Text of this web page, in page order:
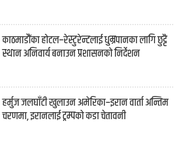
काठमाडौंका होटल–रेस्टुरेन्टलाई धुम्रपानका लागि छुट्टै
स्थान अनिवार्य बनाउन प्रशासनको निर्देशन
हर्मुज जलघाँटी खुलाउन अमेरिका–इरान वार्ता अन्तिम
चरणमा, इरानलाई ट्रम्पको कडा चेतावनी